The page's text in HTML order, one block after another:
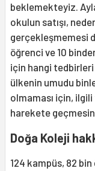
beklemekteyiz.
okulun satışı,
gerçekleşmemesi
öğrenci ve 10
için hangi tedbirleri
ülkenin umudu
olmaması için,
harekete
Doğa Koleji
124 kampüs, 82